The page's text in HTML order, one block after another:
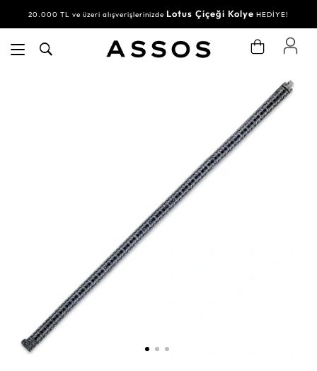
20.000 TL ve üzeri alışverişlerinizde Lotus Çiçeği Kolye HEDİYE!